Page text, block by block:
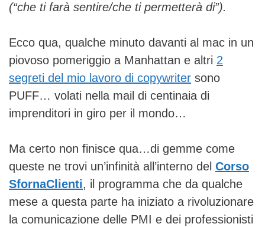
(“che ti farà sentire/che ti permetterà di”).
Ecco qua, qualche minuto davanti al mac in un
piovoso pomeriggio a Manhattan e altri 2
segreti del mio lavoro di copywriter sono
PUFF… volati nella mail di centinaia di
imprenditori in giro per il mondo…
Ma certo non finisce qua…di gemme come
queste ne trovi un’infinità all’interno del Corso
SfornaClienti, il programma che da qualche
mese a questa parte ha iniziato a rivoluzionare
la comunicazione delle PMI e dei professionisti